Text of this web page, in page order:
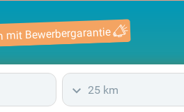
mit Bewerbergarantie
25 km